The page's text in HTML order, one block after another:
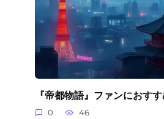
『帝都物語』ファンにおす
0 46